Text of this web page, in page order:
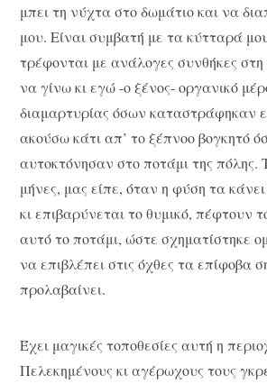
μπει τη νύχτα στο δωμάτιο και να
μου. Είναι συμβατή με τα κύτταρά
τρέφονται με ανάλογες συνθήκες
να γίνω κι εγώ -ο ξένος- οργανικό
διαμαρτυρίας όσων καταστράφηκαν
ακούσω κάτι απ’ το ξέπνοο βογκητό
αυτοκτόνησαν στο ποτάμι της πόλης.
μήνες, μας είπε, όταν η φύση τα
κι επιβαρύνεται το θυμικό, πέφτουν
αυτό το ποτάμι, ώστε σχηματίστηκε
να επιβλέπει στις όχθες τα επίφοβα
προλαβαίνει.
Έχει μαγικές τοποθεσίες αυτή η
Πελεκημένους κι αγέρωχους τους